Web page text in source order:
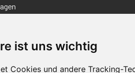
ist uns wichtig
Cookies und andere Tracking-